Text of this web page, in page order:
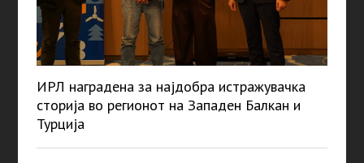
ИРЛ наградена за најдобра истражувачка
сторија во регионот на Западен Балкан и
Турција